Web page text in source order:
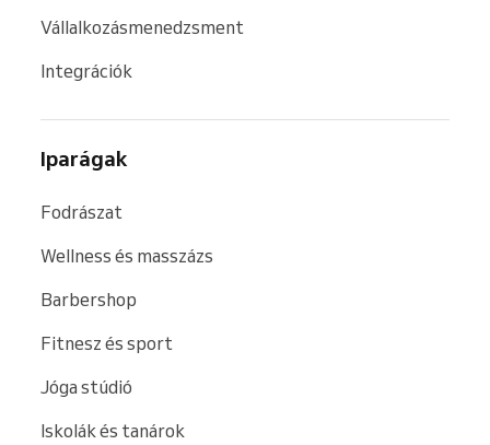
Vállalkozásmenedzsment
Integrációk
Iparágak
Fodrászat
Wellness és masszázs
Barbershop
Fitnesz és sport
Jóga stúdió
Iskolák és tanárok